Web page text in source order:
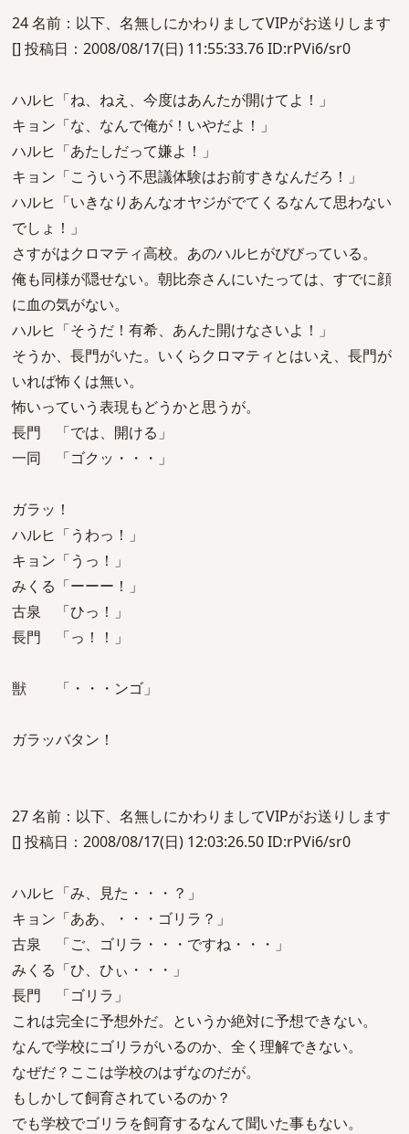
24 名前：以下、名無しにかわりましてVIPがお送りします
[] 投稿日：2008/08/17(日) 11:55:33.76 ID:rPVi6/sr0
ハルヒ「ね、ねえ、今度はあんたが開けてよ！」
キョン「な、なんで俺が！いやだよ！」
ハルヒ「あたしだって嫌よ！」
キョン「こういう不思議体験はお前すきなんだろ！」
ハルヒ「いきなりあんなオヤジがでてくるなんて思わない
でしょ！」
さすがはクロマティ高校。あのハルヒがびびっている。
俺も同様が隠せない。朝比奈さんにいたっては、すでに顔
に血の気がない。
ハルヒ「そうだ！有希、あんた開けなさいよ！」
そうか、長門がいた。いくらクロマティとはいえ、長門が
いれば怖くは無い。
怖いっていう表現もどうかと思うが。
長門 「では、開ける」
一同 「ゴクッ・・・」
ガラッ！
ハルヒ「うわっ！」
キョン「うっ！」
みくる「ーーー！」
古泉 「ひっ！」
長門 「っ！！」
獣 「・・・ンゴ」
ガラッバタン！
27 名前：以下、名無しにかわりましてVIPがお送りします
[] 投稿日：2008/08/17(日) 12:03:26.50 ID:rPVi6/sr0
ハルヒ「み、見た・・・？」
キョン「ああ、・・・ゴリラ？」
古泉 「ご、ゴリラ・・・ですね・・・」
みくる「ひ、ひぃ・・・」
長門 「ゴリラ」
これは完全に予想外だ。というか絶対に予想できない。
なんで学校にゴリラがいるのか、全く理解できない。
なぜだ？ここは学校のはずなのだが。
もしかして飼育されているのか？
でも学校でゴリラを飼育するなんて聞いた事もない。